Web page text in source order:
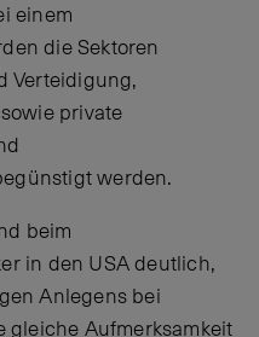
einem
die Sektoren
Verteidigung,
private
werden.
beim
in den USA deutlich,
Anlegens bei
gleiche Aufmerksamkeit